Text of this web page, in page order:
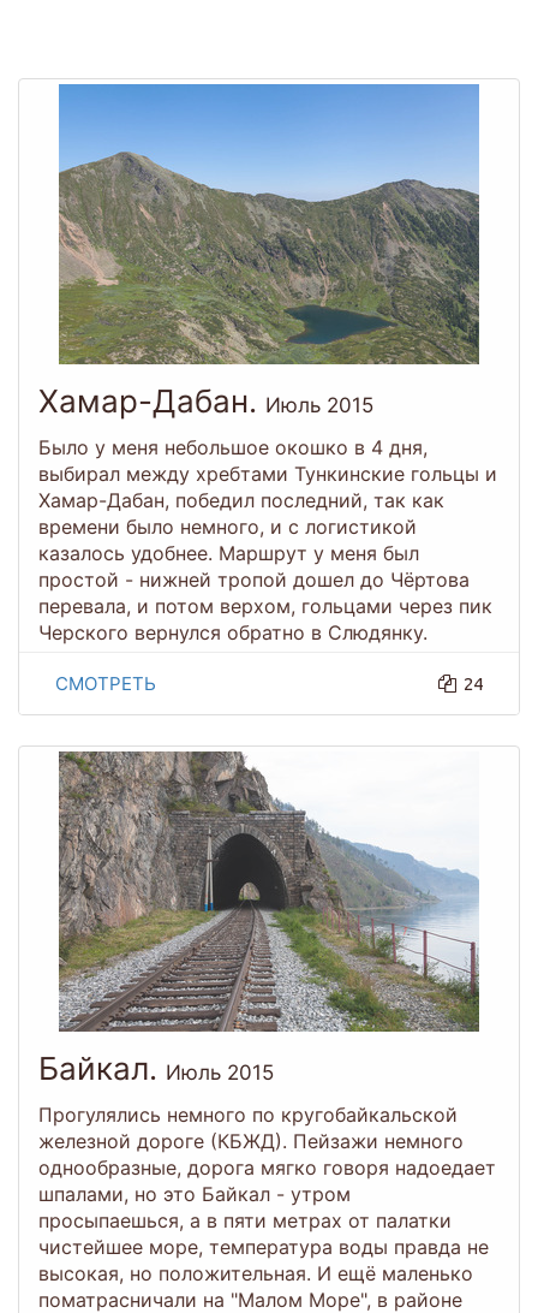
Хамар-Дабан. Июль 2015
Было у меня небольшое окошко в 4 дня,
выбирал между хребтами Тункинские гольцы и
Хамар-Дабан, победил последний, так как
времени было немного, и с логистикой
казалось удобнее. Маршрут у меня был
простой - нижней тропой дошел до Чёртова
перевала, и потом верхом, гольцами через пик
Черского вернулся обратно в Слюдянку.
СМОТРЕТЬ 24
Байкал. Июль 2015
Прогулялись немного по кругобайкальской
железной дороге (КБЖД). Пейзажи немного
однообразные, дорога мягко говоря надоедает
шпалами, но это Байкал - утром
просыпаешься, а в пяти метрах от палатки
чистейшее море, температура воды правда не
высокая, но положительная. И ещё маленько
поматрасничали на "Малом Море", в районе